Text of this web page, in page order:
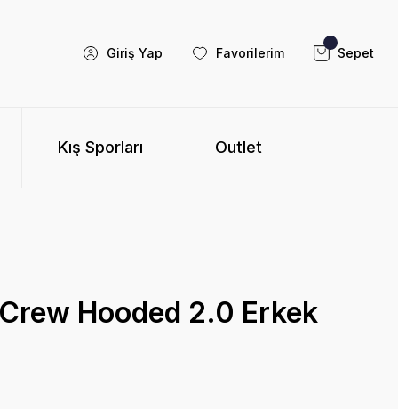
Giriş Yap Favorilerim Sepet
Kış Sporları Outlet
Hooded 2.0 Erkek